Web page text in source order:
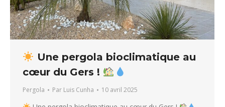
Une pergola bioclimatique au
cœur du Gers !
Pergola Par Luis Cunha 10 avril 2025